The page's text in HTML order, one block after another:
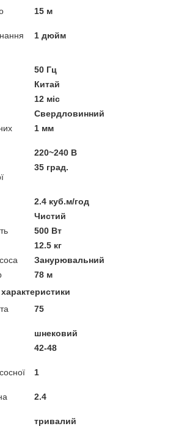
15 м
1 дюйм
50 Гц
Китай
12 міс
Свердловинний
1 мм
220~240 В
35 град.
2.4 куб.м/год
Чистий
500 Вт
12.5 кг
Занурювальний
78 м
75
шнековий
42-48
1
2.4
тривалий